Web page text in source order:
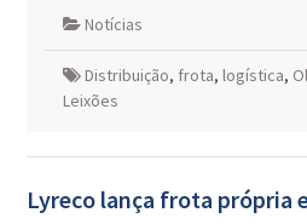
Notícias
Distribuição, frota, logística,
Leixões
Lyreco lança frota própria